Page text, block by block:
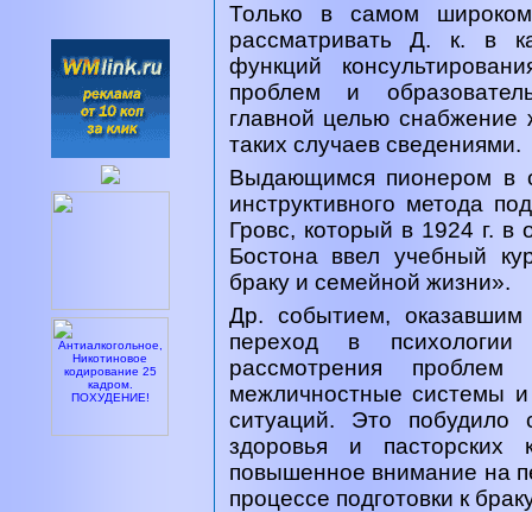
Только в самом
рассматривать Д. к. в
функций
проблем и
главной целью
таких случаев сведениями.
Выдающимся пионером в
инструктивного метода
Гровс, который в 1924 г. в
Бостона ввел учебный
браку и семейной жизни».
Др. событием,
переход в психологии
рассмотрения
межличностные системы
ситуаций. Это побудило
здоровья и пасторских
повышенное внимание на
процессе подготовки к